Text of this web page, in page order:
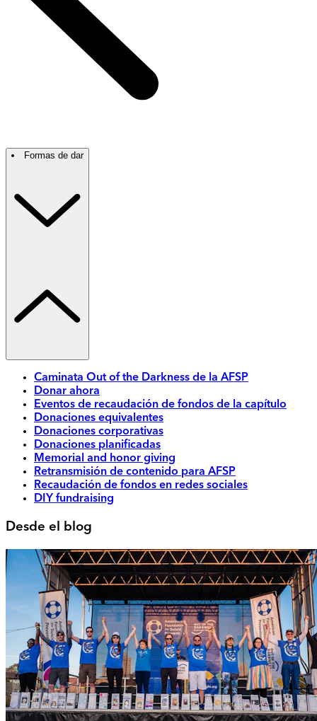
Formas de dar
Caminata Out of the Darkness de la AFSP
Donar ahora
Eventos de recaudación de fondos de la capítulo
Donaciones equivalentes
Donaciones corporativas
Donaciones planificadas
Memorial and honor giving
Retransmisión de contenido para AFSP
Recaudación de fondos en redes sociales
DIY fundraising
Desde el blog